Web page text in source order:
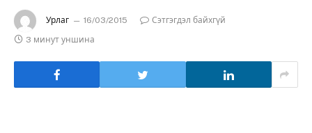
Урлаг 16/03/2015
Сэтгэгдэл байхгүй
3 минут уншина